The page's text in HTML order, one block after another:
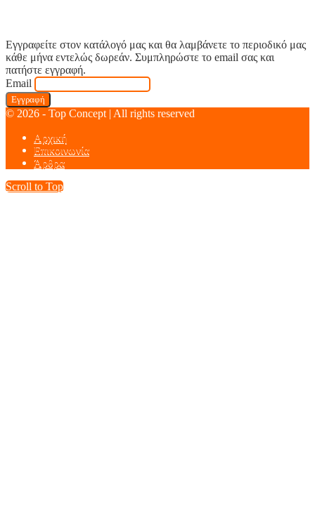
Εγγραφείτε στον κατάλογό μας και θα λαμβάνετε το περιοδικό μας
κάθε μήνα εντελώς δωρεάν. Συμπληρώστε το email σας και
πατήστε εγγραφή.
Email
© 2026 - Top Concept | All rights reserved
Αρχική
Επικοινωνία
Άρθρα
Scroll to Top